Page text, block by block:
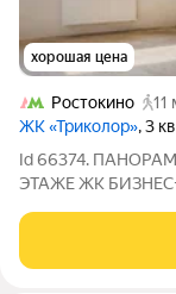
хорошая цена
Ростокино
11
ЖК «Триколор», 3
Id 66374.
ЭТАЖЕ ЖК БИЗНЕС-КЛАССА «ТРИКОЛОР» Уникальная
из лучших
«Триколор».